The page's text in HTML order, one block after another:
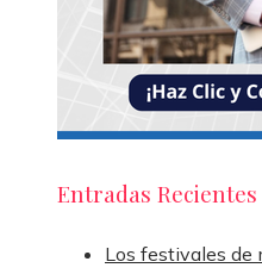
Entradas Recientes
Los festivales de